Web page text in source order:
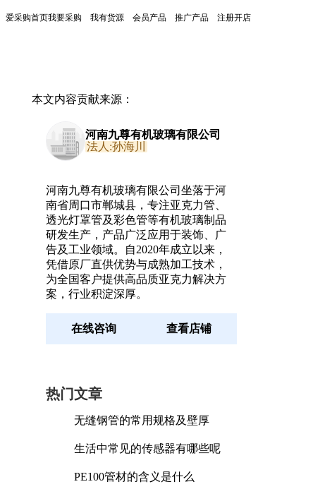
爱采购首页我要采购 我有货源 会员产品 推广产品 注册开店
本文内容贡献来源：
河南九尊有机玻璃有限公司
法人:孙海川
河南九尊有机玻璃有限公司坐落于河
南省周口市郸城县，专注亚克力管、
透光灯罩管及彩色管等有机玻璃制品
研发生产，产品广泛应用于装饰、广
告及工业领域。自2020年成立以来，
凭借原厂直供优势与成熟加工技术，
为全国客户提供高品质亚克力解决方
案，行业积淀深厚。
在线咨询 查看店铺
热门文章
无缝钢管的常用规格及壁厚
生活中常见的传感器有哪些呢
PE100管材的含义是什么